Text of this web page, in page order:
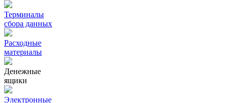
Терминалы
сбора данных
Расходные
материалы
Денежные
ящики
Электронные